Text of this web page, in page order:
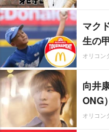
マク
生の
オリコン
向井
ONG
オリコン